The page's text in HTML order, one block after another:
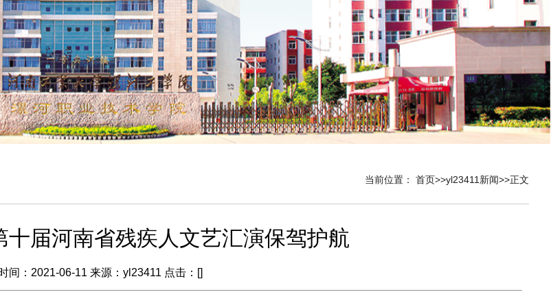
当前位置： 首页>>yl23411新闻>>正文
十届河南省残疾人文艺汇演保驾护航
间：2021-06-11 来源：yl23411 点击：[]